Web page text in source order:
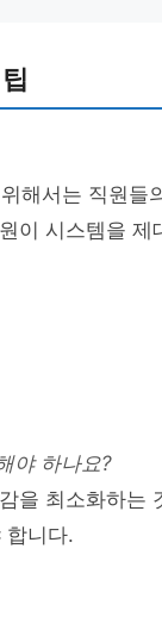
해서는 직원들
이 시스템을
야 하나요?
을 최소화하는
합니다.